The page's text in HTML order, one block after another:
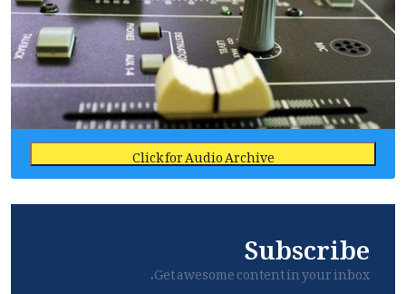
Click for Audio Archive
Subscribe
Get awesome content in your inbox.